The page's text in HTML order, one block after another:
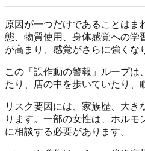
原因が一つだけであることは
態、物質使用、身体感覚への学
が高まり、感覚がさらに強くな
この「誤作動の警報」ループ
たり、店の中を歩いていたり、
リスク要因には、家族歴、大
ります。一部の女性は、ホル
に相談する必要があります。